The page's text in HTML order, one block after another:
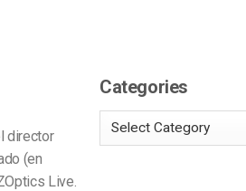
director
(en
Live.
Categories